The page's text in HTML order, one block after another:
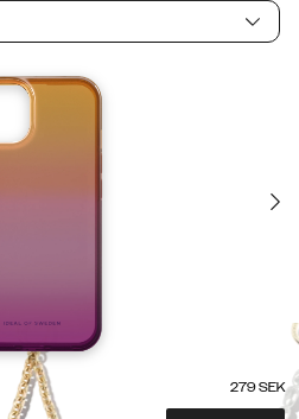
279 SEK